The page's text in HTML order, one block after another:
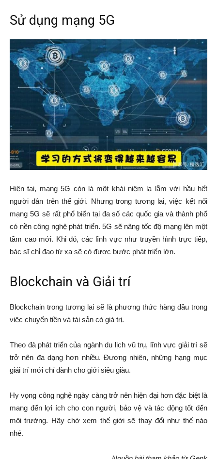
Sử dụng mạng 5G
Hiện tại, mạng 5G còn là một khái niệm lạ lẫm với hầu hết
người dân trên thế giới. Nhưng trong tương lai, việc kết nối
mạng 5G sẽ rất phổ biến tại đa số các quốc gia và thành phố
có nền công nghệ phát triển. 5G sẽ nâng tốc độ mạng lên một
tầm cao mới. Khi đó, các lĩnh vực như truyền hình trực tiếp,
bác sĩ chỉ đạo từ xa sẽ có được bước phát triển lớn.
Blockchain và Giải trí
Blockchain trong tương lai sẽ là phương thức hàng đầu trong
việc chuyển tiền và tài sản có giá trị.
Theo đà phát triển của ngành du lịch vũ trụ, lĩnh vực giải trí sẽ
trở nên đa dạng hơn nhiều. Đương nhiên, những hạng mục
giải trí mới chỉ dành cho giới siêu giàu.
Hy vọng công nghệ ngày càng trở nên hiện đại hơn đặc biệt là
mang đến lợi ích cho con người, bảo vệ và tác động tốt đến
môi trường. Hãy chờ xem thế giới sẽ thay đổi như thế nào
nhé.